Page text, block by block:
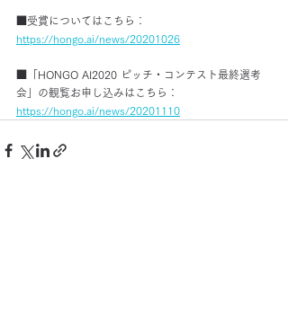
■受賞についてはこちら：
https://hongo.ai/news/20201026
■「HONGO AI2020 ピッチ・コンテスト最終選考
会」の観覧お申し込みはこちら：
https://hongo.ai/news/20201110